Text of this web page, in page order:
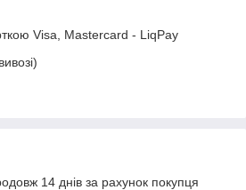
Visa, Mastercard - LiqPay
14 днів за рахунок покупця